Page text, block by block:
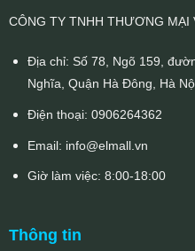
CÔNG TY TNHH THƯƠNG MẠI
Địa chỉ: Số 78, Ngõ 159,
Nghĩa, Quận Hà Đông, Hà
Điện thoại: 0906264362
Email: info@elmall.vn
Giờ làm việc: 8:00-18:00
Thông tin